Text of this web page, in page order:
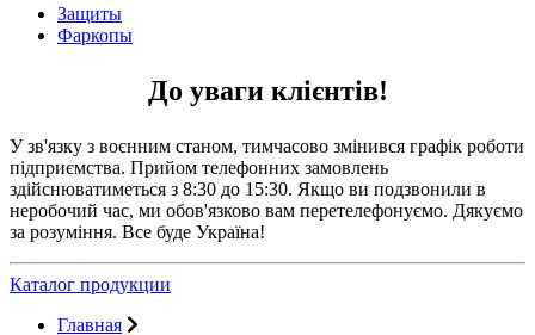
Защиты
Фаркопы
До уваги клієнтів!
У зв'язку з воєнним станом, тимчасово змінився графік роботи
підприємства. Прийом телефонних замовлень
здійснюватиметься з 8:30 до 15:30. Якщо ви подзвонили в
неробочий час, ми обов'язково вам перетелефонуємо. Дякуємо
за розуміння. Все буде Україна!
Каталог продукции
Главная